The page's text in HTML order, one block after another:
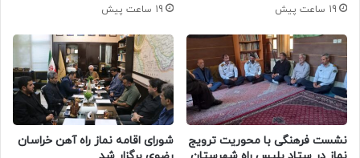
19 ساعت پیش 19 ساعت پیش
نشست فرهنگی با محوریت ترویج
شورای اقامه نماز راه آهن خراسان